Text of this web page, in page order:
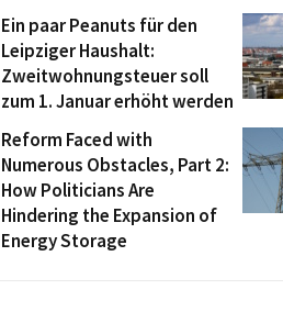
Ein paar Peanuts für den
Leipziger Haushalt:
Zweitwohnungsteuer soll
zum 1. Januar erhöht werden
Reform Faced with
Numerous Obstacles, Part 2:
How Politicians Are
Hindering the Expansion of
Energy Storage